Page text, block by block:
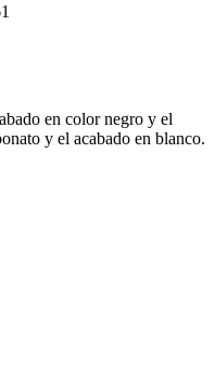
en color negro y el
y el acabado en blanco.